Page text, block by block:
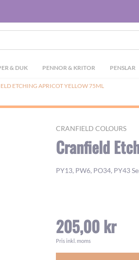
& DUK PENNOR & KRITOR PENSLAR
ETCHING APRICOT YELLOW 75ML
CRANFIELD COLOURS
Cranfield
PY13, PW6, PO34, PY43
205,00 kr
Pris inkl. moms